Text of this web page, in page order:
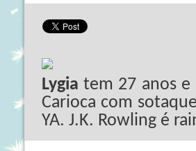
Lygia tem 27 anos e
Carioca com
YA. J.K. Rowling é